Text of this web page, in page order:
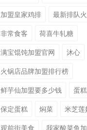
加盟皇家鸡排
最新排队
非常食客
荷喜牛轧糖
满宝馄饨加盟官网
沐心
火锅店品牌加盟排行榜
鲜芋仙加盟要多少钱
蛋
保定蛋糕
焖菜
米芝
观前街美食
我家酸菜鱼